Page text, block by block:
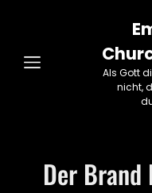
Als Gott
nicht,
Der Brand